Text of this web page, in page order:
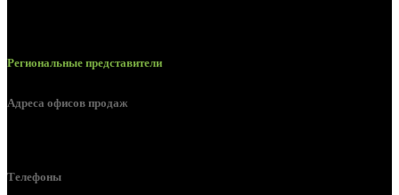
Региональные представители
Адреса офисов продаж
Телефоны